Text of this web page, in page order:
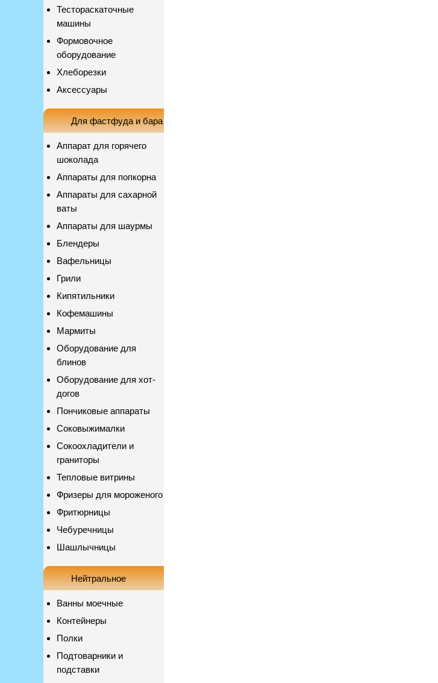
Тестораскаточные
машины
Формовочное
оборудование
Хлеборезки
Аксессуары
Для фастфуда и бара
Аппарат для горячего
шоколада
Аппараты для попкорна
Аппараты для сахарной
ваты
Аппараты для шаурмы
Блендеры
Вафельницы
Грили
Кипятильники
Кофемашины
Мармиты
Оборудование для
блинов
Оборудование для хот-
догов
Пончиковые аппараты
Соковыжималки
Сокоохладители и
граниторы
Тепловые витрины
Фризеры для мороженого
Фритюрницы
Чебуречницы
Шашлычницы
Нейтральное
Ванны моечные
Контейнеры
Полки
Подтоварники и
подставки